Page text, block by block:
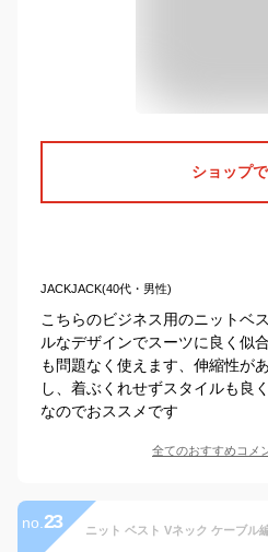
ショップ
JACKJACK(40代・男性)
こちらのビジネス用のニットベ
ルなデザインでスーツに良く似
も問題なく使えます、伸縮性が
し、着ぶくれせずスタイルも良
なのでおススメです
全てのおすすめコメ
no. 23